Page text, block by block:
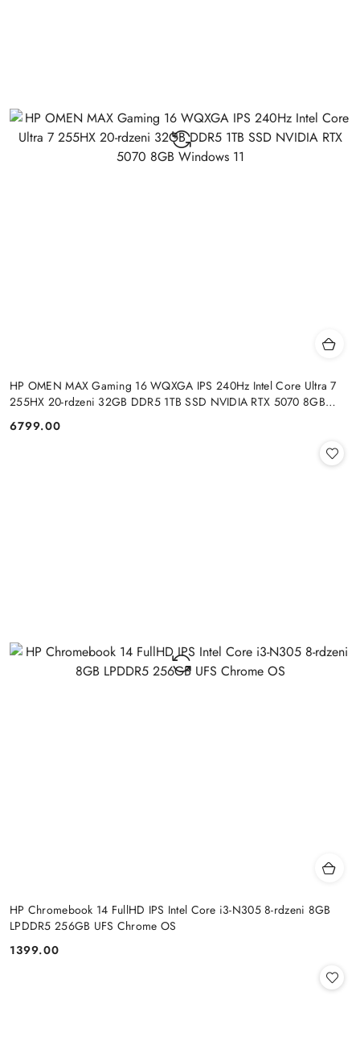
HP OMEN MAX Gaming 16 WQXGA IPS 240Hz Intel Core Ultra 7
255HX 20-rdzeni 32GB DDR5 1TB SSD NVIDIA RTX 5070 8GB
Cena:
6799.00
HP Chromebook 14 FullHD IPS Intel Core i3-N305 8-rdzeni 8GB
LPDDR5 256GB UFS Chrome OS
Cena:
1399.00